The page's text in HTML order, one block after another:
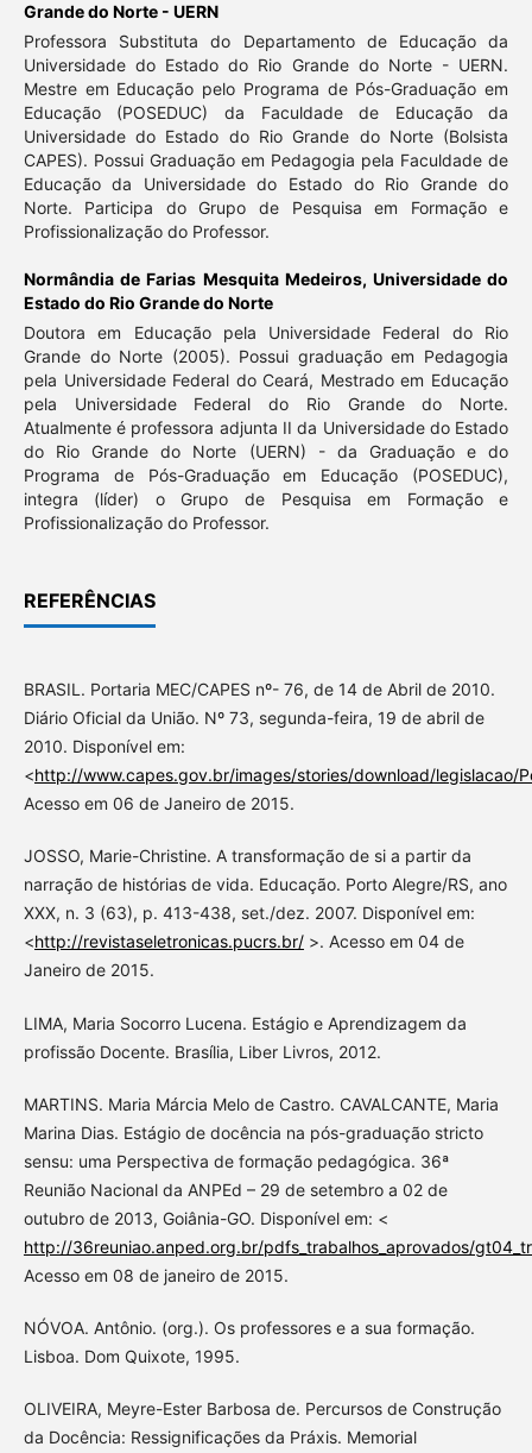
Grande do Norte - UERN
Professora Substituta do Departamento de Educação da
Universidade do Estado do Rio Grande do Norte - UERN.
Mestre em Educação pelo Programa de Pós-Graduação em
Educação (POSEDUC) da Faculdade de Educação da
Universidade do Estado do Rio Grande do Norte (Bolsista
CAPES). Possui Graduação em Pedagogia pela Faculdade de
Educação da Universidade do Estado do Rio Grande do
Norte. Participa do Grupo de Pesquisa em Formação e
Profissionalização do Professor.
Normândia de Farias Mesquita Medeiros, Universidade do
Estado do Rio Grande do Norte
Doutora em Educação pela Universidade Federal do Rio
Grande do Norte (2005). Possui graduação em Pedagogia
pela Universidade Federal do Ceará, Mestrado em Educação
pela Universidade Federal do Rio Grande do Norte.
Atualmente é professora adjunta II da Universidade do Estado
do Rio Grande do Norte (UERN) - da Graduação e do
Programa de Pós-Graduação em Educação (POSEDUC),
integra (líder) o Grupo de Pesquisa em Formação e
Profissionalização do Professor.
REFERÊNCIAS
BRASIL. Portaria MEC/CAPES nº- 76, de 14 de Abril de 2010.
Diário Oficial da União. Nº 73, segunda-feira, 19 de abril de
2010. Disponível em:
<http://www.capes.gov.br/images/stories/download/legislacao/
Acesso em 06 de Janeiro de 2015.
JOSSO, Marie-Christine. A transformação de si a partir da
narração de histórias de vida. Educação. Porto Alegre/RS, ano
XXX, n. 3 (63), p. 413-438, set./dez. 2007. Disponível em:
<http://revistaseletronicas.pucrs.br/>. Acesso em 04 de
Janeiro de 2015.
LIMA, Maria Socorro Lucena. Estágio e Aprendizagem da
profissão Docente. Brasília, Liber Livros, 2012.
MARTINS. Maria Márcia Melo de Castro. CAVALCANTE, Maria
Marina Dias. Estágio de docência na pós-graduação stricto
sensu: uma Perspectiva de formação pedagógica. 36ª
Reunião Nacional da ANPEd – 29 de setembro a 02 de
outubro de 2013, Goiânia-GO. Disponível em: <
http://36reuniao.anped.org.br/pdfs_trabalhos_aprovados/
Acesso em 08 de janeiro de 2015.
NÓVOA. Antônio. (org.). Os professores e a sua formação.
Lisboa. Dom Quixote, 1995.
OLIVEIRA, Meyre-Ester Barbosa de. Percursos de Construção
da Docência: Ressignificações da Práxis. Memorial